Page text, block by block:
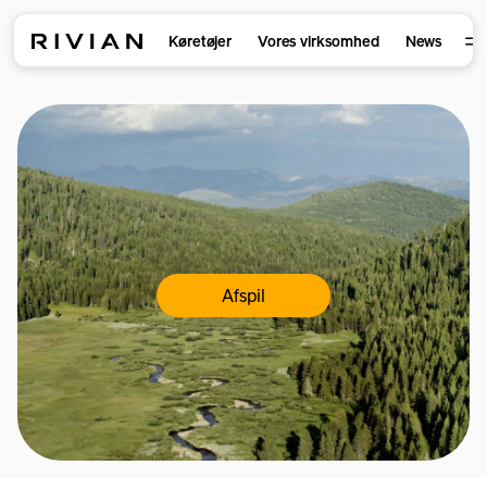
Køretøjer Vores virksomhed News
Afspil